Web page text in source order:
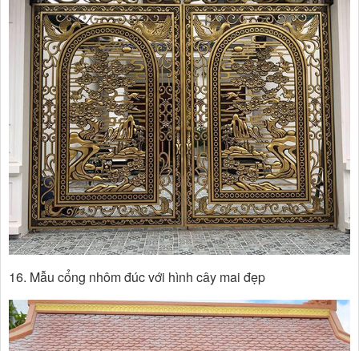
16. Mẫu cổng nhôm đúc với hình cây mai đẹp